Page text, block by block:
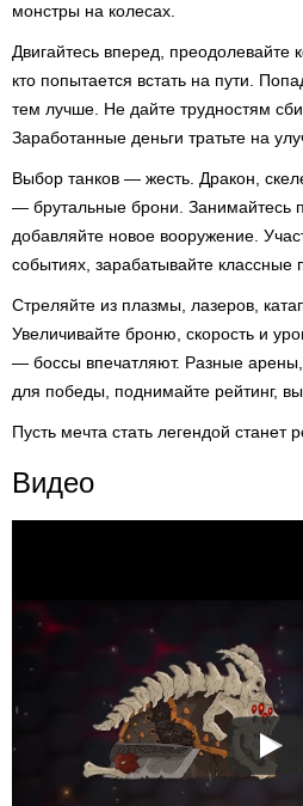
монстры на колесах.
Двигайтесь вперед, преодолевайте
кто попытается встать на пути.
тем лучше. Не дайте трудностям
Заработанные деньги тратьте на
Выбор танков — жесть. Дракон,
— брутальные брони. Занимайтесь
добавляйте новое вооружение.
событиях, зарабатывайте классные
Стреляйте из плазмы, лазеров,
Увеличивайте броню, скорость и
— боссы впечатляют. Разные
для победы, поднимайте рейтинг,
Пусть мечта стать легендой станет
Видео